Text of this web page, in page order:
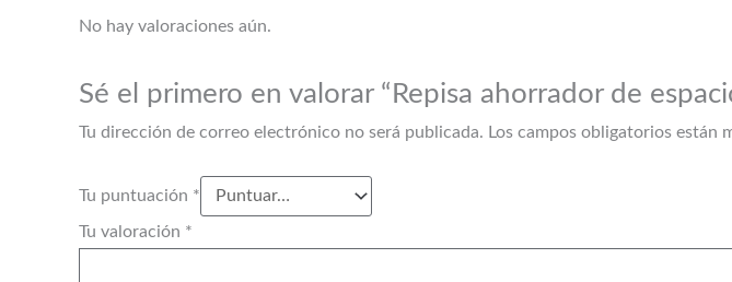
No hay valoraciones aún.
Sé el primero en valorar “Repisa ahorrador de
Tu dirección de correo electrónico no será publicada. Los campos obligatorios están
Tu puntuación *
Tu valoración *